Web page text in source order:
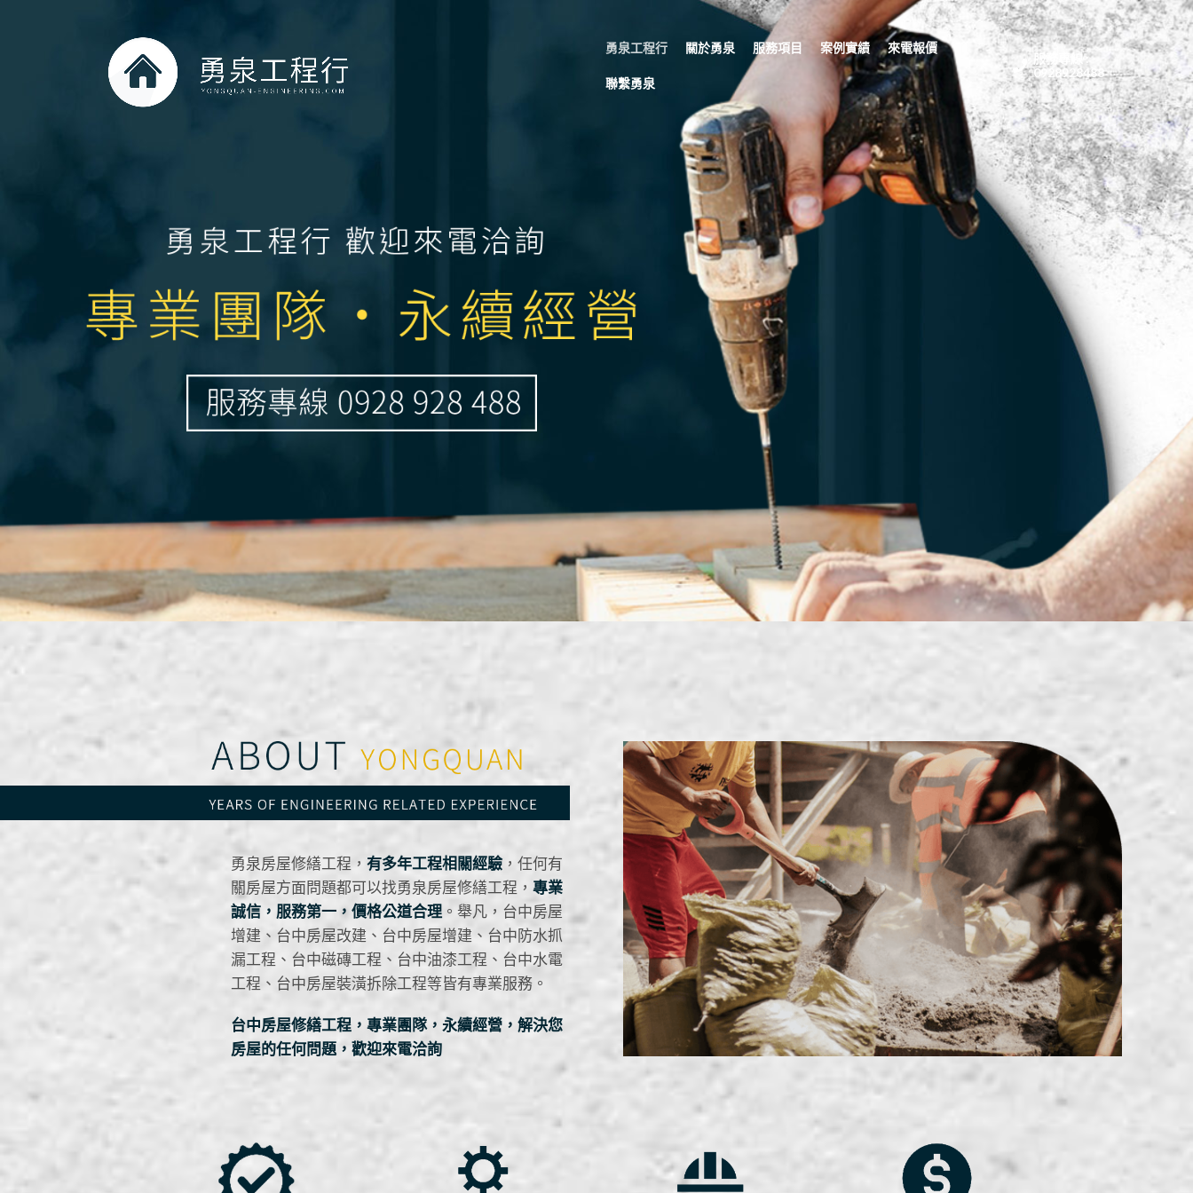
勇泉工程行 關於勇泉 服務項目 案例實績 來電報價
聯繫勇泉
服務專線 :
0928928488
勇泉房屋修繕工程， 有多年工程相關經驗 ，任何有
關房屋方面問題都可以找勇泉房屋修繕工程， 專業
誠信，服務第一 ，價格公道合理 。舉凡，台中房屋
增建、台中房屋改建、台中房屋增建、台中防水抓
漏工程、台中磁磚工程、台中油漆工程、台中水電
工程、台中房屋裝潢拆除工程等皆有專業服務。
台中房屋修繕工程，專業團隊，永續經營，解決您
房屋的任何問題，歡迎來電洽詢